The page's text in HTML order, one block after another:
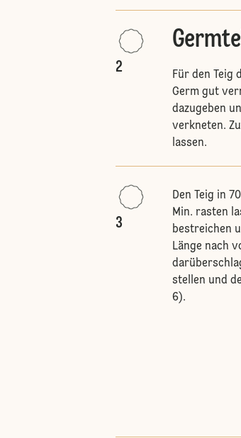
2
Für den Teig
Germ gut
dazugeben
verkneten.
lassen.
3
Den Teig in
Min. rasten
bestreichen
Länge nach
stellen und
6).